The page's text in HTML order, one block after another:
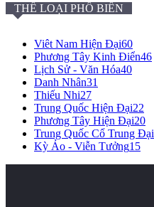
THỂ LOẠI PHỔ BIẾN
Viêt Nam Hiện Đại60
Phương Tây Kinh Điển46
Lịch Sử - Văn Hóa40
Danh Nhân31
Thiếu Nhi27
Trung Quốc Hiện Đại22
Phương Tây Hiện Đại20
Trung Quốc Cổ Trung Đại
Kỳ Ảo - Viễn Tưởng15